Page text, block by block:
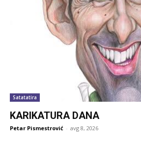
Satatatira
KARIKATURA DANA
Petar Pismestrović - avg 8, 2026